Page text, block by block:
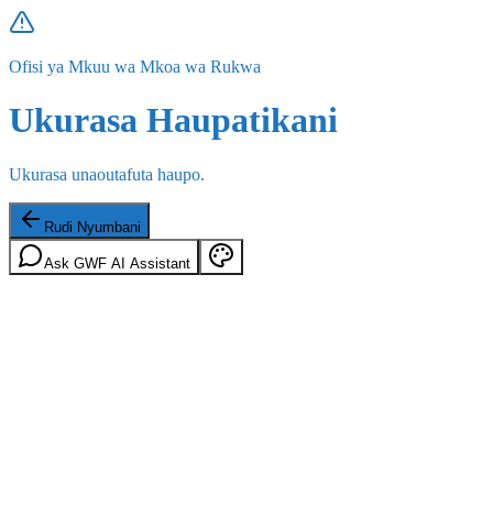
Ofisi ya Mkuu wa Mkoa wa Rukwa
Ukurasa Haupatikani
Ukurasa unaoutafuta haupo.
Rudi Nyumbani
Ask GWF AI Assistant